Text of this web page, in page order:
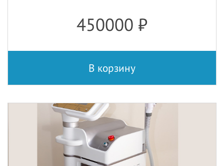
450000 ₽
В корзину